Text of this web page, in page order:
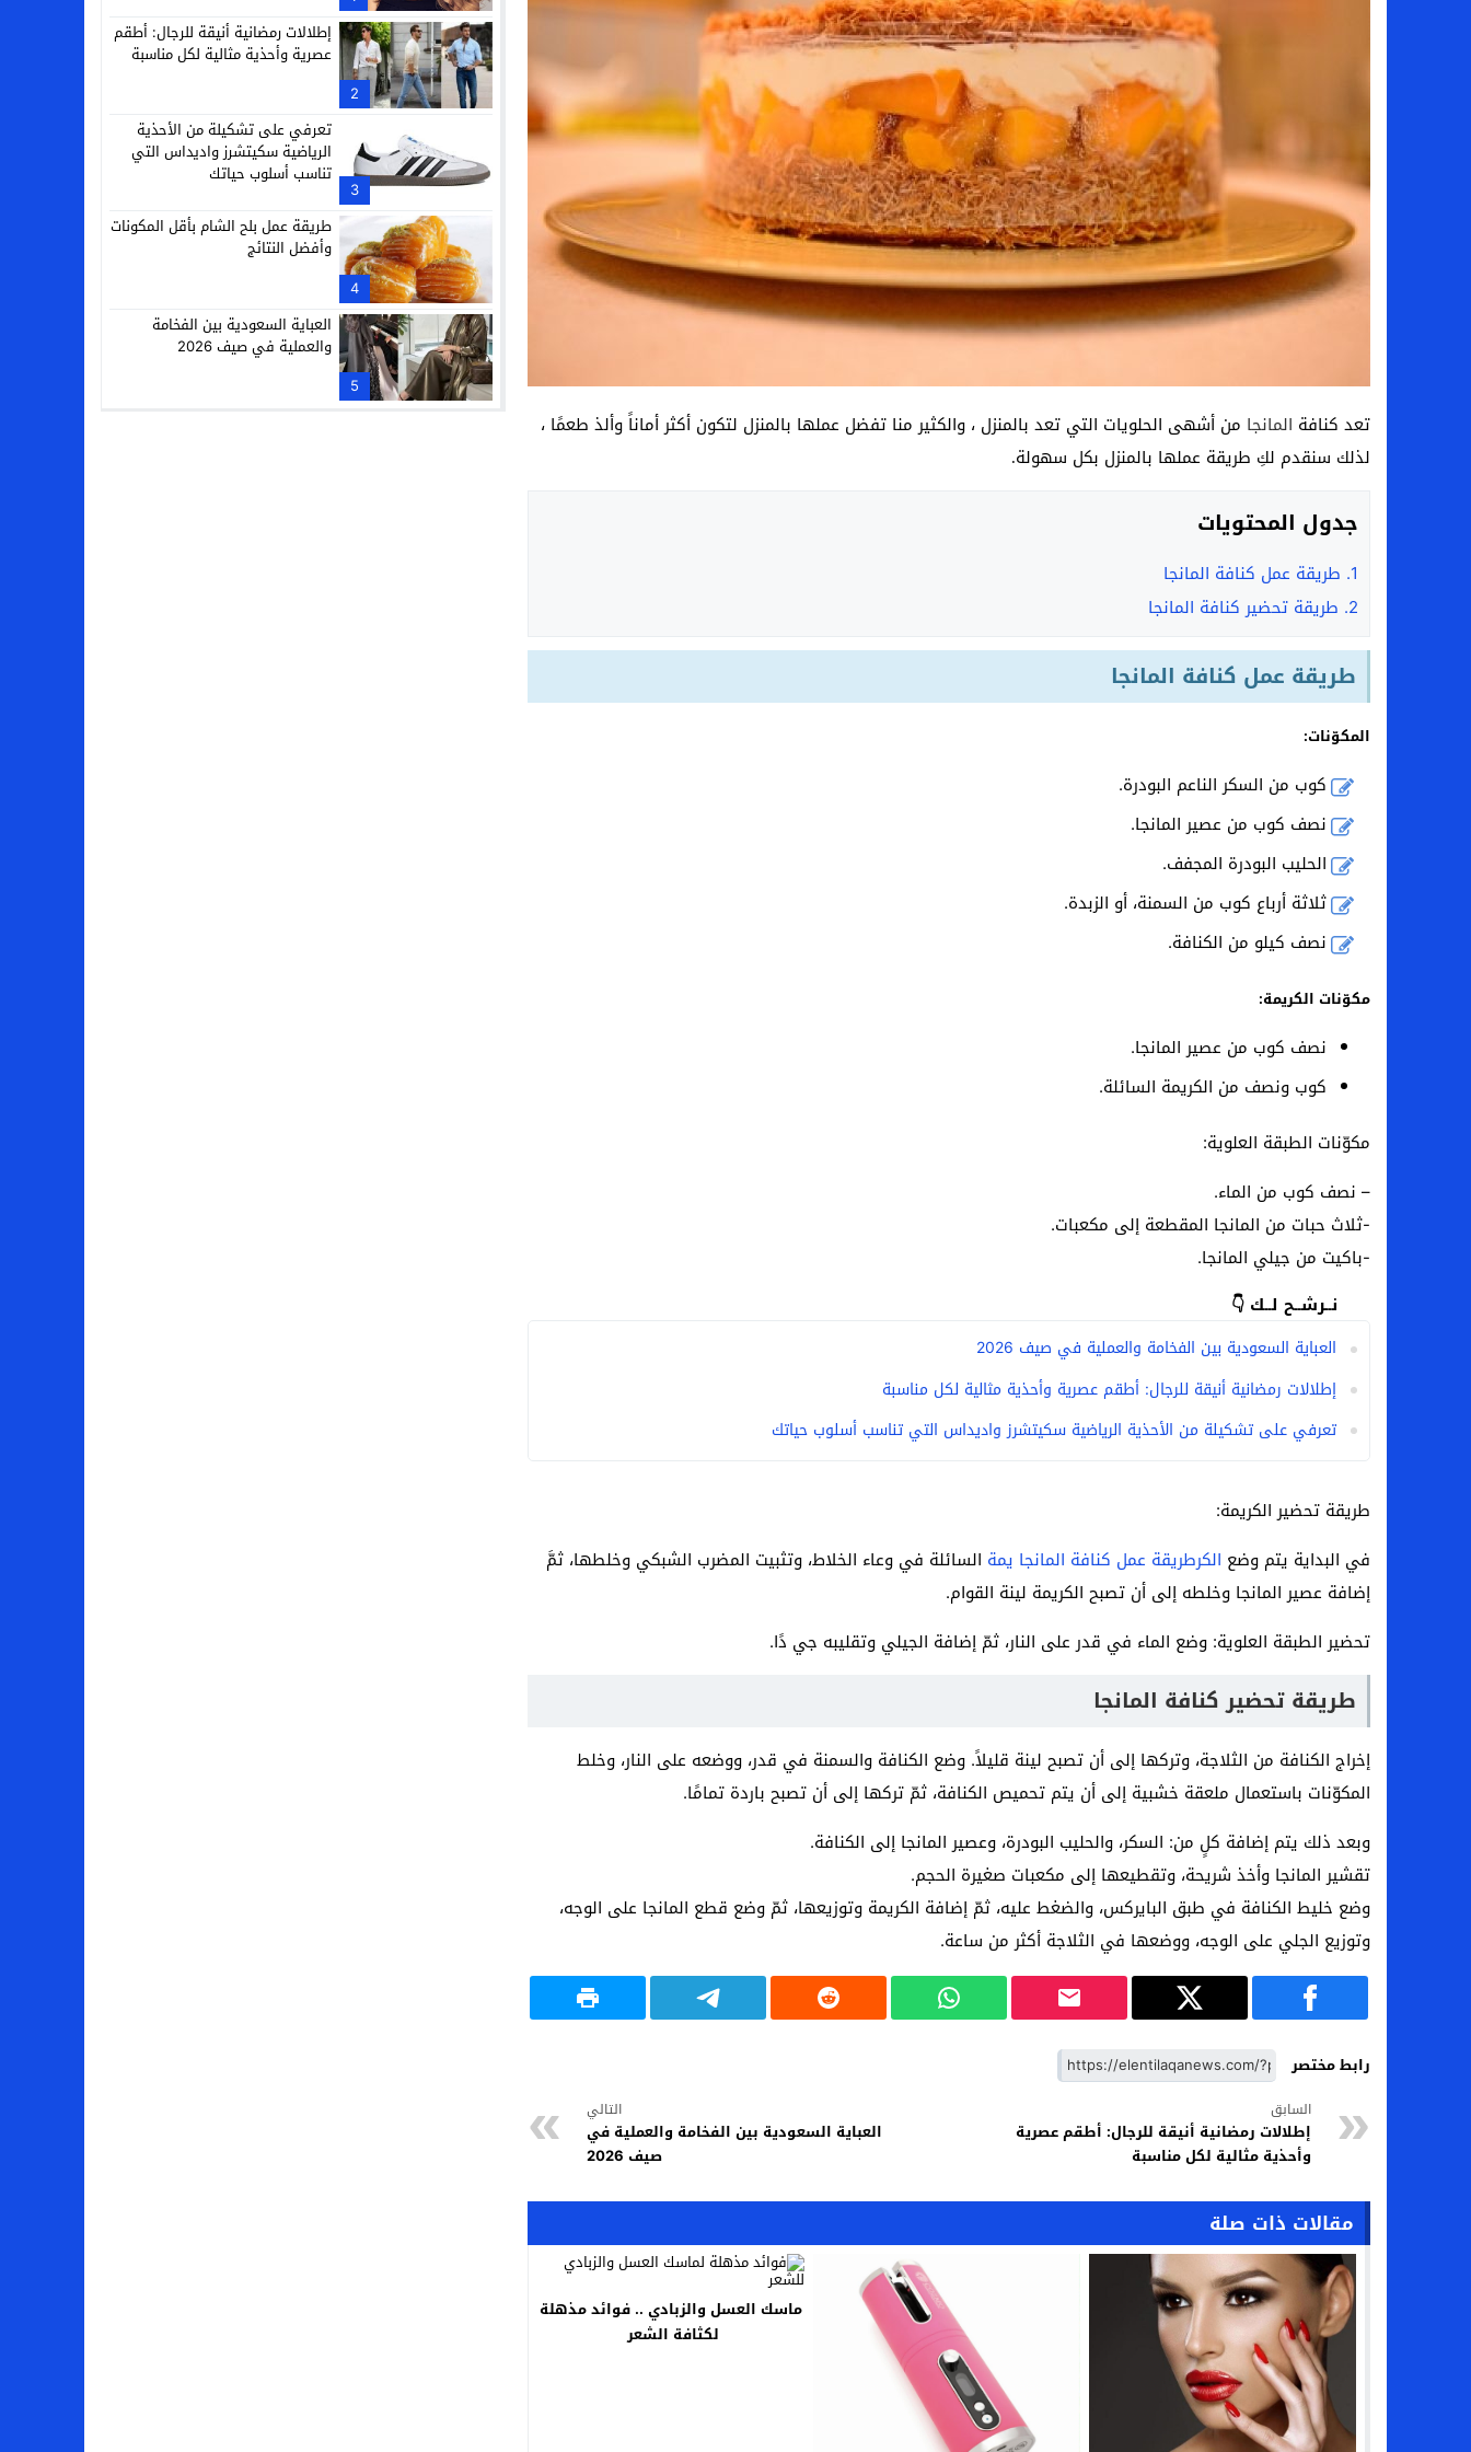
سامو كوستا في معسكر النصر السعودي.. هل انتهت أزمة العالمي المالية؟
إنهاء تعاقد سيف الدين الجزيري مع الزمالك رسميًا
من هي لوز مينديز زوجة إبراهيم دياز بعد خطفها للأنظار؟
الموصل العراقي يعلن ضم المهاجم يوسف أسامة نبيه
تعد كنافة المانجا من أشهى الحلويات التي تعد بالمنزل ، والكثير منا تفضل عملها بالمنزل لتكون أكثر أماناً وألذ طعمًا ،
لذلك سنقدم لكِ طريقة عملها بالمنزل بكل سهولة.
جدول المحتويات
1. طريقة عمل كنافة المانجا
2. طريقة تحضير كنافة المانجا
طريقة عمل كنافة المانجا
المكوّنات:
كوب من السكر الناعم البودرة.
نصف كوب من عصير المانجا.
الحليب البودرة المجفف.
ثلاثة أرباع كوب من السمنة، أو الزبدة.
نصف كيلو من الكنافة.
مكوّنات الكريمة:
نصف كوب من عصير المانجا.
كوب ونصف من الكريمة السائلة.
مكوّنات الطبقة العلوية:
– نصف كوب من الماء.
-ثلاث حبات من المانجا المقطعة إلى مكعبات.
-باكيت من جيلي المانجا.
نــرشــح لــك 👇
العباية السعودية بين الفخامة والعملية في صيف 2026
إطلالات رمضانية أنيقة للرجال: أطقم عصرية وأحذية مثالية لكل مناسبة
تعرفي على تشكيلة من الأحذية الرياضية سكيتشرز واديداس التي تناسب أسلوب حياتك
طريقة تحضير الكريمة:
في البداية يتم وضع الكرطريقة عمل كنافة المانجا يمة السائلة في وعاء الخلاط، وتثبيت المضرب الشبكي وخلطها، ثمَّ
إضافة عصير المانجا وخلطه إلى أن تصبح الكريمة لينة القوام.
تحضير الطبقة العلوية: وضع الماء في قدر على النار، ثمّ إضافة الجيلي وتقليبه جي دًا.
طريقة تحضير كنافة المانجا
إخراج الكنافة من الثلاجة، وتركها إلى أن تصبح لينة قليلاً. وضع الكنافة والسمنة في قدر، ووضعه على النار، وخلط
المكوّنات باستعمال ملعقة خشبية إلى أن يتم تحميص الكنافة، ثمّ تركها إلى أن تصبح باردة تمامًا.
وبعد ذلك يتم إضافة كلٍ من: السكر، والحليب البودرة، وعصير المانجا إلى الكنافة.
تقشير المانجا وأخذ شريحة، وتقطيعها إلى مكعبات صغيرة الحجم.
وضع خليط الكنافة في طبق البايركس، والضغط عليه، ثمّ إضافة الكريمة وتوزيعها، ثمّ وضع قطع المانجا على الوجه،
وتوزيع الجلي على الوجه، ووضعها في الثلاجة أكثر من ساعة.
رابط مختصر
السابق
إطلالات رمضانية أنيقة للرجال: أطقم عصرية
وأحذية مثالية لكل مناسبة
التالي
العباية السعودية بين الفخامة والعملية في
صيف 2026
مقالات ذات صلة
ماسك العسل والزبادي .. فوائد مذهلة
لكثافة الشعر
2
إطلالات رمضانية أنيقة للرجال: أطقم
عصرية وأحذية مثالية لكل مناسبة
3
تعرفي على تشكيلة من الأحذية
الرياضية سكيتشرز واديداس التي
تناسب أسلوب حياتك
4
طريقة عمل بلح الشام بأقل المكونات
وأفضل النتائج
5
العباية السعودية بين الفخامة
والعملية في صيف 2026